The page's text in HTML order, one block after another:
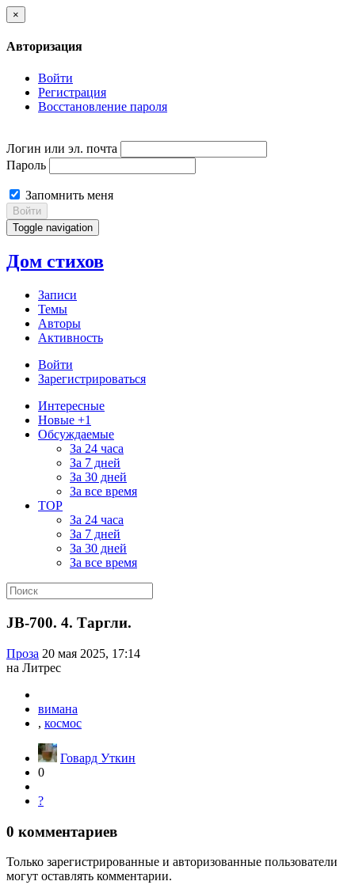
×
Авторизация
Войти
Регистрация
Восстановление пароля
Логин или эл. почта
Пароль
Запомнить меня
Войти
Toggle navigation
Дом стихов
Записи
Темы
Авторы
Активность
Войти
Зарегистрироваться
Интересные
Новые +1
Обсуждаемые
За 24 часа
За 7 дней
За 30 дней
За все время
TOP
За 24 часа
За 7 дней
За 30 дней
За все время
JB-700. 4. Таргли.
Проза 20 мая 2025, 17:14
на Литрес
вимана
, космос
Говард Уткин
0
?
0 комментариев
Только зарегистрированные и авторизованные пользователи
могут оставлять комментарии.